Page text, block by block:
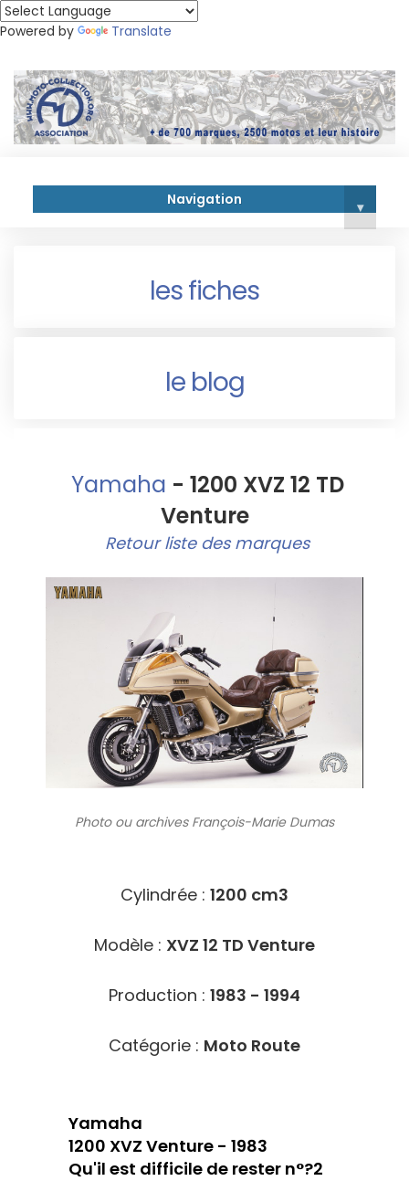
Powered by Translate
Navigation ▾
les fiches
le blog
Yamaha - 1200 XVZ 12 TD
Venture
Retour liste des marques
Photo ou archivesFrançois-Marie Dumas
Cylindrée : 1200 cm3
Modèle : XVZ 12 TD Venture
Production : 1983 - 1994
Catégorie : Moto Route
Yamaha
1200 XVZ Venture - 1983
Qu'il est difficile de rester n°?2